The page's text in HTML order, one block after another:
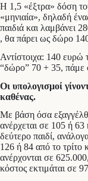
Η 1,5 «έξτρα» δόση
«μηνιαία», δηλαδή
παιδιά και λαμβάνει
, θα πάρει ως δώρο
Αντίστοιχα: 140 ευρώ
“δώρο” 70 + 35, πάμε
Οι υπολογισμοί
καθένας.
Με βάση όσα
ανέρχεται σε 105 ή 63
δεύτερο παιδί,
126 ή 84 από το τρίτο
ανέρχονται σε
κόστος εκτιμάται σε